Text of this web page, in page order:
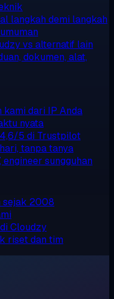
langkah demi langkah
vs alternatif lain
dokumen, alat,
kami dari IP Anda
nyata
5 di Trustpilot
tanpa tanya
engineer sungguhan
sejak 2008
Cloudzy
riset dan tim